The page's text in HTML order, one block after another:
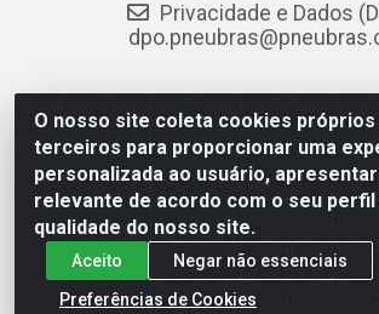
O nosso site coleta cookies próprios
terceiros para proporcionar uma
personalizada ao usuário,
relevante de acordo com o seu
qualidade do nosso site.
Aceito
Negar não essenciais
Preferências de Cookies
Privacidade e Dados
PneuBras - Rodovia BR-101, KM 82 -
Guararapes/PE - CEP 54.335-000 - CNPJ
- Pneubras Comércio de Pneus